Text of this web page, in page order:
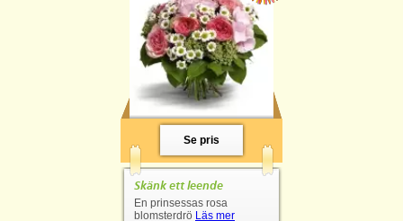
Se pris
Skänk ett leende
En prinsessas rosa
blomsterdrö Läs mer